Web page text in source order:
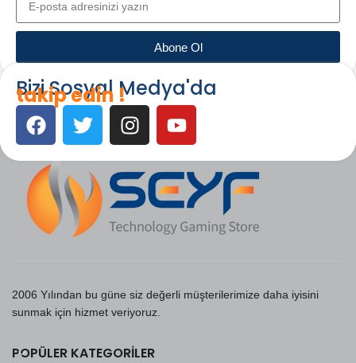
Abone Ol
Bizi Sosyal Medya'da
takip edin !
2006 Yılından bu güne siz değerli müşterilerimize daha iyisini
sunmak için hizmet veriyoruz.
POPÜLER KATEGORILER